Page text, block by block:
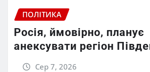
ПОЛІТИКА
Росія, ймовірно, планує
анексувати регіон
Сер 7, 2026